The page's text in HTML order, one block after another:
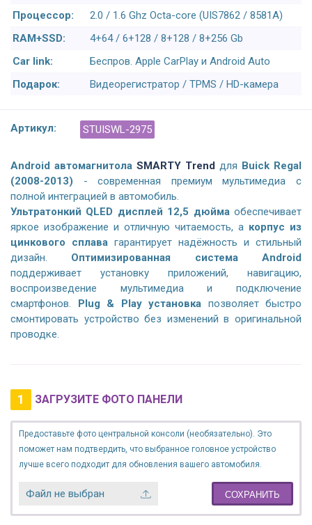
Процессор:
2.0 / 1.6 Ghz Octa-core (UIS7862 / 8581A)
RAM+SSD:
4+64 / 6+128 / 8+128 / 8+256 Gb
Car link:
Беспров. Apple CarPlay и Android Auto
Подарок:
Видеорегистратор / TPMS / HD-камера
Артикул: STUISWL-2975
Android автомагнитола SMARTY Trend для Buick Regal
(2008-2013) - современная премиум мультимедиа с
полной интеграцией в автомобиль.
Ультратонкий QLED дисплей 12,5 дюймаобеспечивает
яркое изображение и отличную читаемость, а корпус из
цинкового сплава гарантирует надёжность и стильный
дизайн. Оптимизированная система Android
поддерживает установку приложений, навигацию,
воспроизведение мультимедиа и подключение
смартфонов. Plug & Play установка позволяет быстро
смонтировать устройство без изменений в оригинальной
проводке.
1 ЗАГРУЗИТЕ ФОТО ПАНЕЛИ
Предоставьте фото центральной консоли (необязательно). Это
поможет нам подтвердить, что выбранное головное устройство
лучше всего подходит для обновления вашего автомобиля.
Файл не выбран СОХРАНИТЬ